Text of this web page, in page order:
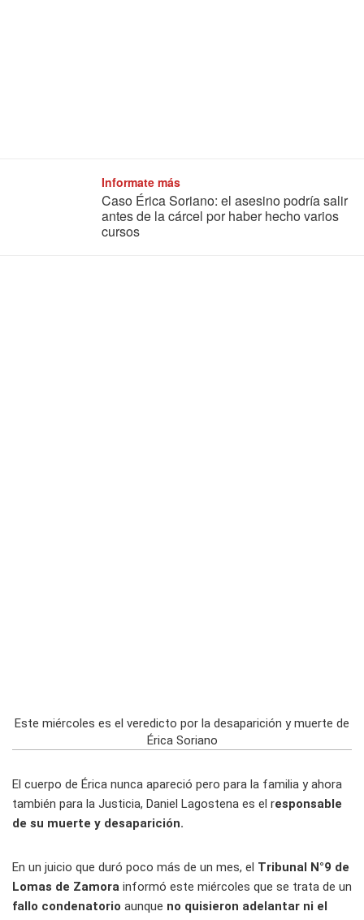
Informate más
Caso Érica Soriano: el asesino podría salir
antes de la cárcel por haber hecho varios
cursos
Este miércoles es el veredicto por la desaparición y muerte de
Érica Soriano
El cuerpo de Érica nunca apareció pero para la familia y ahora
también para la Justicia, Daniel Lagostena es el responsable
de su muerte y desaparición.
En un juicio que duró poco más de un mes, el Tribunal N°9 de
Lomas de Zamora informó este miércoles que se trata de un
fallo condenatorio aunque no quisieron adelantar ni el